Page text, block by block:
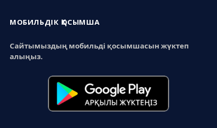
МОБИЛЬДІК ҚОСЫМША
Сайтымыздың мобильді қосымшасын жүктеп
алыңыз.